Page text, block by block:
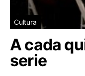
Cultura
A cada
serie